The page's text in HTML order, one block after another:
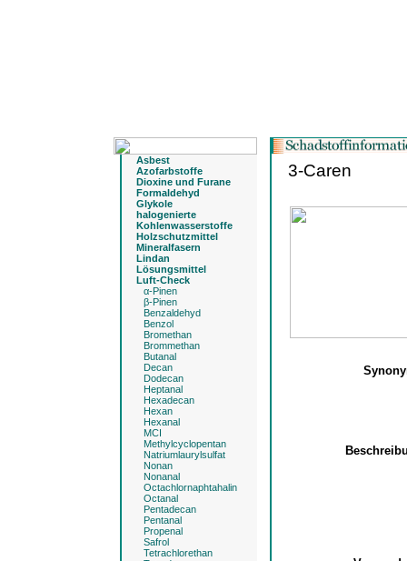
Asbest
Azofarbstoffe
Dioxine und Furane
Formaldehyd
Glykole
halogenierte
Kohlenwasserstoffe
Holzschutzmittel
Mineralfasern
Lindan
Lösungsmittel
Luft-Check
α-Pinen
β-Pinen
Benzaldehyd
Benzol
Bromethan
Brommethan
Butanal
Decan
Dodecan
Heptanal
Hexadecan
Hexan
Hexanal
MCI
Methylcyclopentan
Natriumlaurylsulfat
Nonan
Nonanal
Octachlornaphtahalin
Octanal
Pentadecan
Pentanal
Propenal
Safrol
Tetrachlorethan
3-Caren